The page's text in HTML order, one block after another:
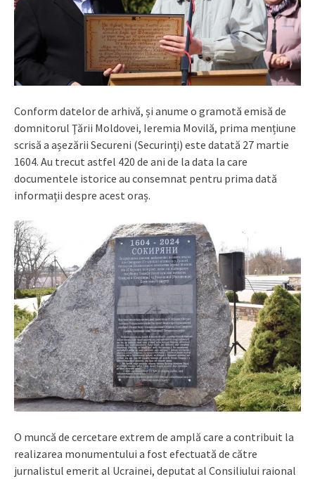
Conform datelor de arhivă, și anume o gramotă emisă de
domnitorul Ţării Moldovei, Ieremia Movilă, prima mențiune
scrisă a așezării Secureni (Securinţi) este datată 27 martie
1604. Au trecut astfel 420 de ani de la data la care
documentele istorice au consemnat pentru prima dată
informații despre acest oraș.
O muncă de cercetare extrem de amplă care a contribuit la
realizarea monumentului a fost efectuată de către
jurnalistul emerit al Ucrainei, deputat al Consiliului raional